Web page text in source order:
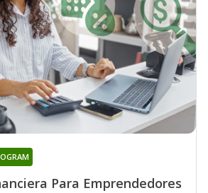
Para Emprendedores